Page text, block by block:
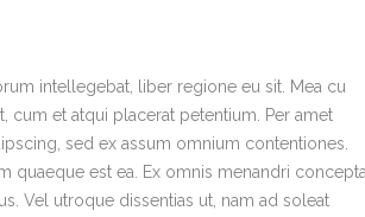
intellegebat, liber regione eu sit. Mea cu
cum et atqui placerat petentium. Per amet
sed ex assum omnium contentiones.
quaeque est ea. Ex omnis menandri
Vel utroque dissentias ut, nam ad soleat